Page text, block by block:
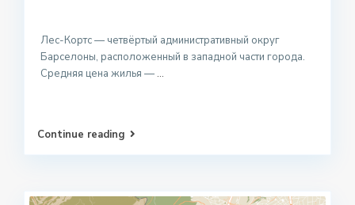
Лес-Кортс — четвёртый административный округ
Барселоны, расположенный в западной части города.
Средняя цена жилья — ...
Continue reading